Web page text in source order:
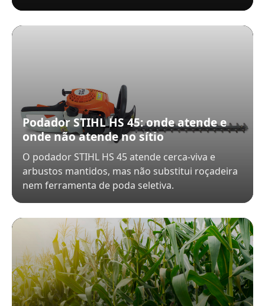
Podador STIHL HS 45: onde atende e
onde não atende no sítio
O podador STIHL HS 45 atende cerca-viva e
arbustos mantidos, mas não substitui roçadeira
nem ferramenta de poda seletiva.